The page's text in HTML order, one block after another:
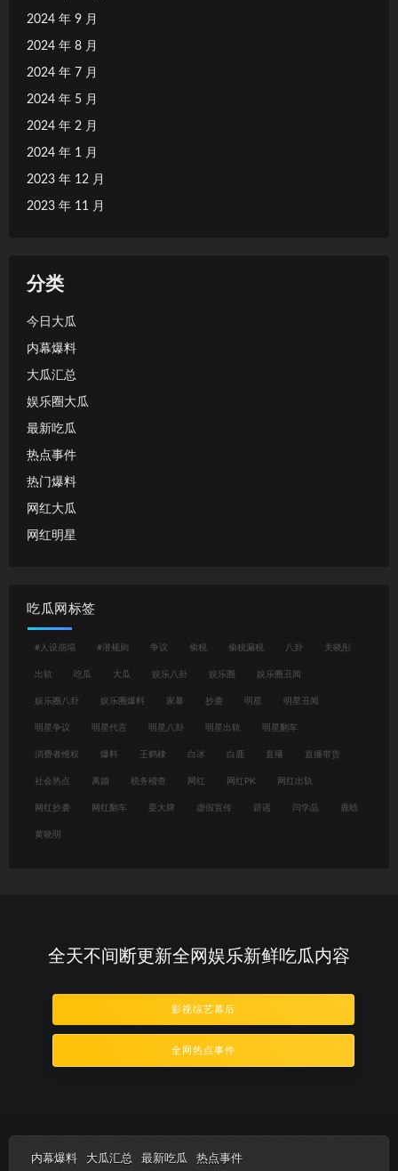
2024 年 9 月
2024 年 8 月
2024 年 7 月
2024 年 5 月
2024 年 2 月
2024 年 1 月
2023 年 12 月
2023 年 11 月
分类
今日大瓜
内幕爆料
大瓜汇总
娱乐圈大瓜
最新吃瓜
热点事件
热门爆料
网红大瓜
网红明星
吃瓜网标签
#人设崩塌 #潜规则 争议 偷税 偷税漏税 八卦 关晓彤
出轨 吃瓜 大瓜 娱乐八卦 娱乐圈 娱乐圈丑闻
娱乐圈八卦 娱乐圈爆料 家暴 抄袭 明星 明星丑闻
明星争议 明星代言 明星八卦 明星出轨 明星翻车
消费者维权 爆料 王鹤棣 白冰 白鹿 直播 直播带货
社会热点 离婚 税务稽查 网红 网红PK 网红出轨
网红抄袭 网红翻车 耍大牌 虚假宣传 辟谣 闫学晶 鹿晗
黄晓明
全天不间断更新全网娱乐新鲜吃瓜内容
影视综艺幕后
全网热点事件
内幕爆料 大瓜汇总 最新吃瓜 热点事件